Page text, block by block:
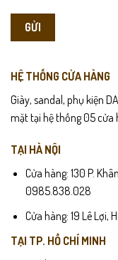
HỆ THỐNG CỬA HÀNG
Giày, sandal, phụ kiện
mặt tại hệ thống 05 cửa
TẠI HÀ NỘI
Cửa hàng: 130 P.
0985.838.028
Cửa hàng: 19 Lê Lợi,
TẠI TP. HỒ CHÍ MINH